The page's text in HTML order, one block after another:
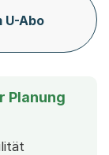
U-Abo
Planung